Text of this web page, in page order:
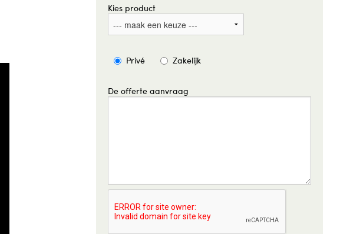
VERANTWOORD GROEN
Kies product
Privé Zakelijk
De offerte aanvraag